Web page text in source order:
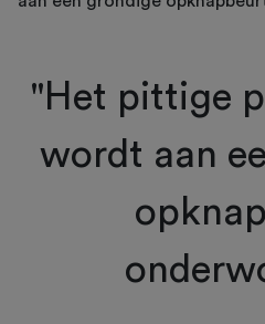
"Het pittige
wordt aan